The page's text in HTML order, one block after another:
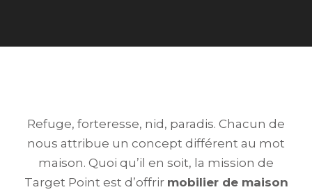
Refuge, forteresse, nid, paradis. Chacun de
nous attribue un concept différent au mot
maison. Quoi qu’il en soit, la mission de
Target Point est d’offrir mobilier de maison